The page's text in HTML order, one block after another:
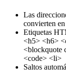
Las
convierten
Etiquetas
<h5> <h6>
<blockquote
<code> <li>
Saltos